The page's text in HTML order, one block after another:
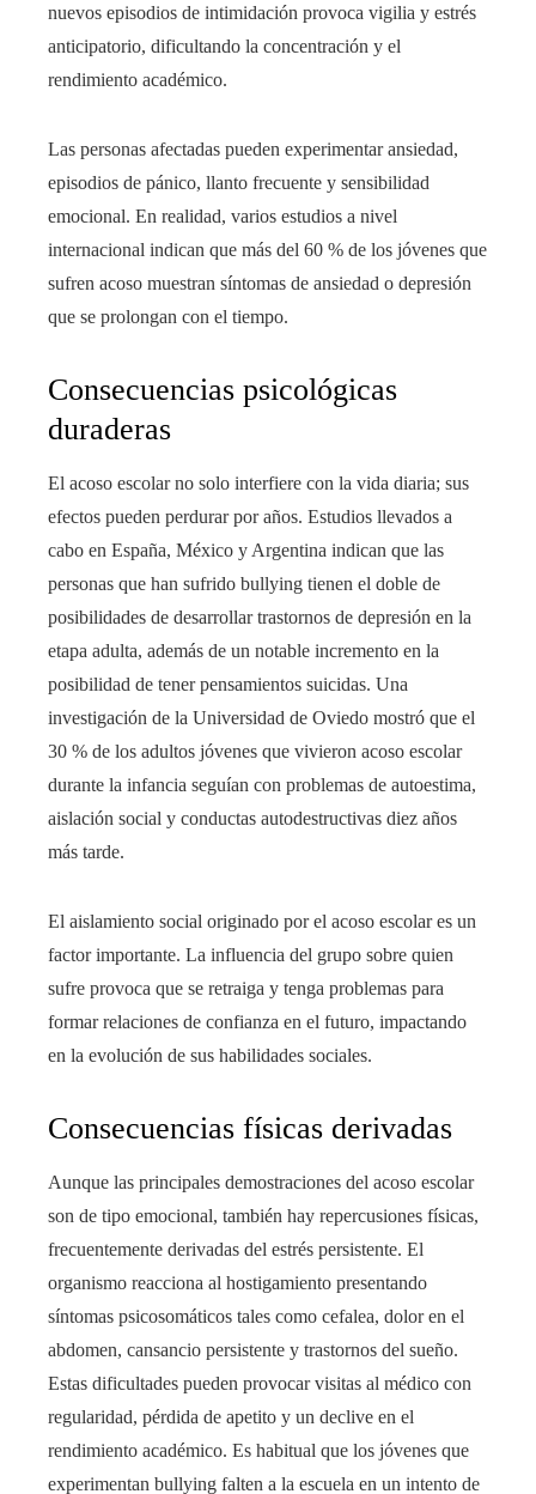
nuevos episodios de intimidación provoca vigilia y estrés
anticipatorio, dificultando la concentración y el
rendimiento académico.
Las personas afectadas pueden experimentar ansiedad,
episodios de pánico, llanto frecuente y sensibilidad
emocional. En realidad, varios estudios a nivel
internacional indican que más del 60 % de los jóvenes que
sufren acoso muestran síntomas de ansiedad o depresión
que se prolongan con el tiempo.
Consecuencias psicológicas
duraderas
El acoso escolar no solo interfiere con la vida diaria; sus
efectos pueden perdurar por años. Estudios llevados a
cabo en España, México y Argentina indican que las
personas que han sufrido bullying tienen el doble de
posibilidades de desarrollar trastornos de depresión en la
etapa adulta, además de un notable incremento en la
posibilidad de tener pensamientos suicidas. Una
investigación de la Universidad de Oviedo mostró que el
30 % de los adultos jóvenes que vivieron acoso escolar
durante la infancia seguían con problemas de autoestima,
aislación social y conductas autodestructivas diez años
más tarde.
El aislamiento social originado por el acoso escolar es un
factor importante. La influencia del grupo sobre quien
sufre provoca que se retraiga y tenga problemas para
formar relaciones de confianza en el futuro, impactando
en la evolución de sus habilidades sociales.
Consecuencias físicas derivadas
Aunque las principales demostraciones del acoso escolar
son de tipo emocional, también hay repercusiones físicas,
frecuentemente derivadas del estrés persistente. El
organismo reacciona al hostigamiento presentando
síntomas psicosomáticos tales como cefalea, dolor en el
abdomen, cansancio persistente y trastornos del sueño.
Estas dificultades pueden provocar visitas al médico con
regularidad, pérdida de apetito y un declive en el
rendimiento académico. Es habitual que los jóvenes que
experimentan bullying falten a la escuela en un intento de